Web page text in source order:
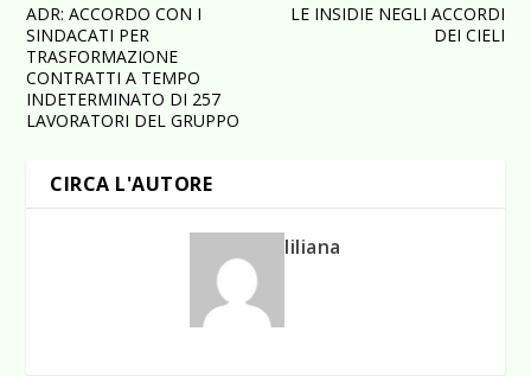
ADR: ACCORDO CON I
SINDACATI PER
TRASFORMAZIONE
CONTRATTI A TEMPO
INDETERMINATO DI 257
LAVORATORI DEL GRUPPO
LE INSIDIE NEGLI ACCORDI
DEI CIELI
CIRCA L'AUTORE
liliana